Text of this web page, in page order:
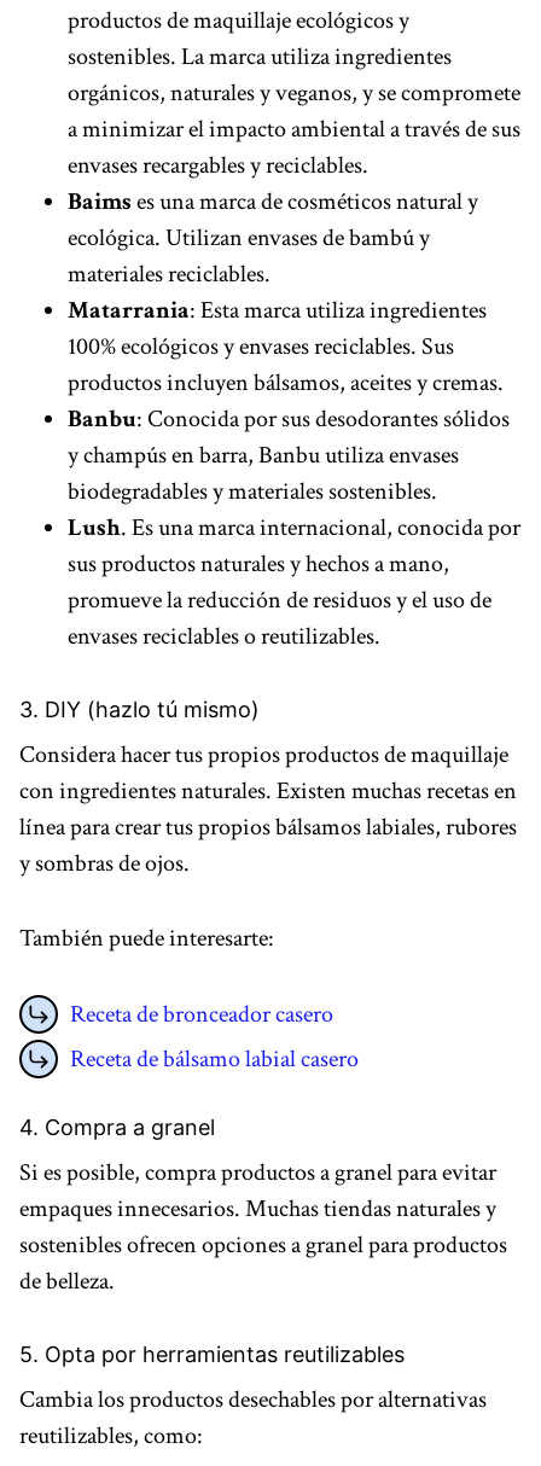
productos de maquillaje ecológicos y
sostenibles. La marca utiliza ingredientes
orgánicos, naturales y veganos, y se compromete
a minimizar el impacto ambiental a través de sus
envases recargables y reciclables.
Baimses una marca de cosméticos natural y
ecológica. Utilizan envases de bambú y
materiales reciclables.
Matarrania: Esta marca utiliza ingredientes
100% ecológicos y envases reciclables. Sus
productos incluyen bálsamos, aceites y cremas.
Banbu: Conocida por sus desodorantes sólidos
y champús en barra, Banbu utiliza envases
biodegradables y materiales sostenibles.
Lush. Es una marca internacional, conocida por
sus productos naturales y hechos a mano,
promueve la reducción de residuos y el uso de
envases reciclables o reutilizables.
3. DIY (hazlo tú mismo)
Considera hacer tus propios productos de maquillaje
con ingredientes naturales. Existen muchas recetas en
línea para crear tus propios bálsamos labiales, rubores
y sombras de ojos.
También puede interesarte:
Receta de bronceador casero
Receta de bálsamo labial casero
4. Compra a granel
Si es posible, compra productos a granel para evitar
empaques innecesarios. Muchas tiendas naturales y
sostenibles ofrecen opciones a granel para productos
de belleza.
5. Opta por herramientas reutilizables
Cambia los productos desechables por alternativas
reutilizables, como: